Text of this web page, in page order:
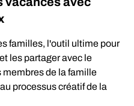
familles, l'outil ultime pour
les partager avec le
membres de la famille
processus créatif de la